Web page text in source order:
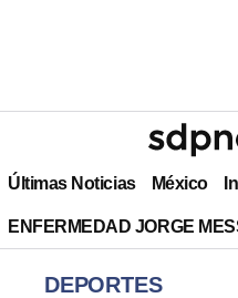
Últimas Noticias México
ENFERMEDAD JORGE
DEPORTES